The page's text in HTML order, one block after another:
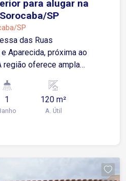
para alugar na
SP
SP
das Ruas
Aparecida, próxima ao
região oferece ampla
restaurantes e
proporcionando
a dia. Sobre o
e próxima a tudo o que
1 120 m²
A. Útil